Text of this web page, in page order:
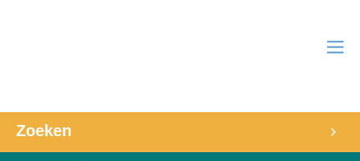
Zoeken